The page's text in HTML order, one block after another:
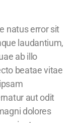
natus error sit
laudantium,
ab illo
beatae vitae
aut odit
dolores